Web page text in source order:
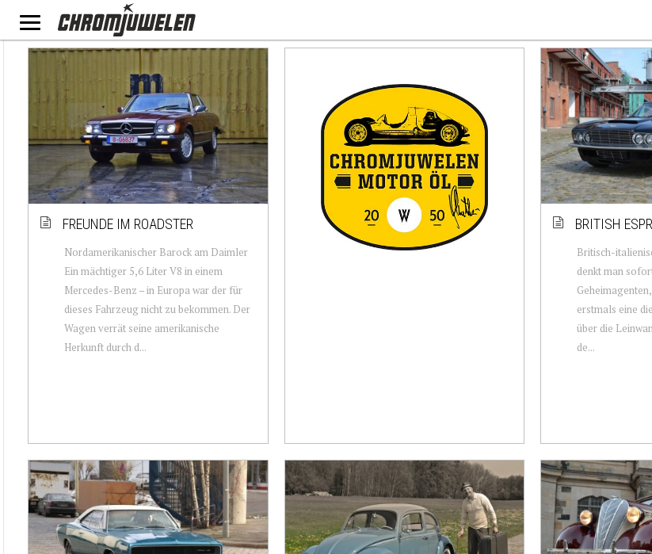
FREUNDE IM ROADSTER
Nordamerikanischer Barock am Daimler
Ein mächtiger 5,6 Liter V8 in einem
Mercedes-Benz – in Europa war der für
dieses Fahrzeug nicht zu bekommen. Der
Wagen verrät seine amerikanische
Herkunft durch d...
BRITISH
Britisch-
denkt man
erstmals eine
über die
de...